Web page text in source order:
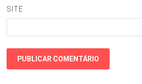
SITE